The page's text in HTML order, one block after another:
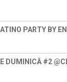
PARTY BY
DUMINICĂ #2